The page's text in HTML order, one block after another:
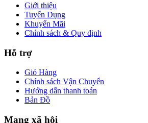
Giới thiệu
Tuyển Dụng
Khuyến Mãi
Chính sách & Quy định
Hỗ trợ
Giỏ Hàng
Chính sách Vận Chuyển
Hướng dẫn thanh toán
Bản Đồ
Mạng xã hội